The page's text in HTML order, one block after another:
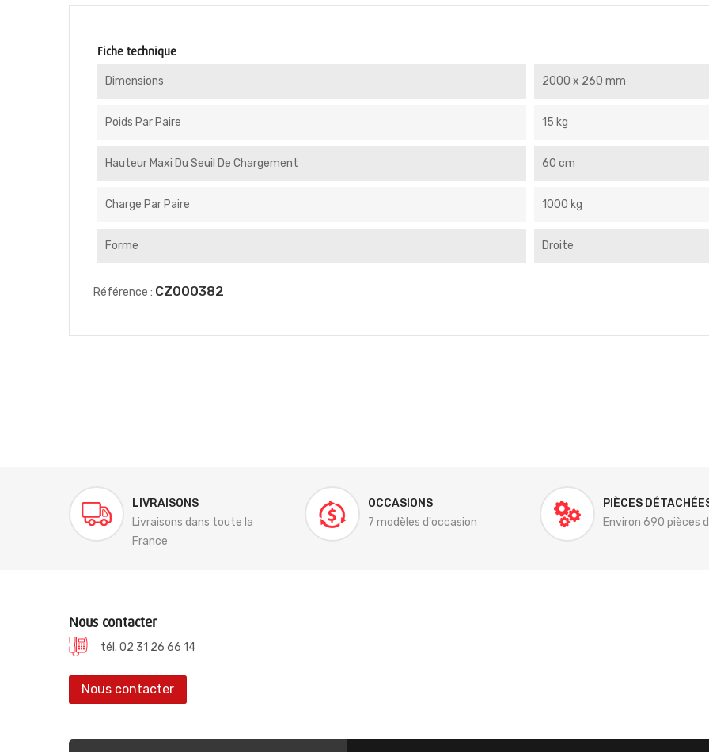
Fiche technique
Dimensions 2000 x 260 mm
Poids Par Paire 15 kg
Hauteur Maxi Du Seuil De Chargement 60 cm
Charge Par Paire 1000 kg
Forme Droite
Référence : CZ000382
LIVRAISONS
Livraisons dans toute la
France
OCCASIONS
7 modèles d'occasion
PIÈCES
Environ 690 pièces
Nous contacter
tél. 02 31 26 66 14
Nous contacter